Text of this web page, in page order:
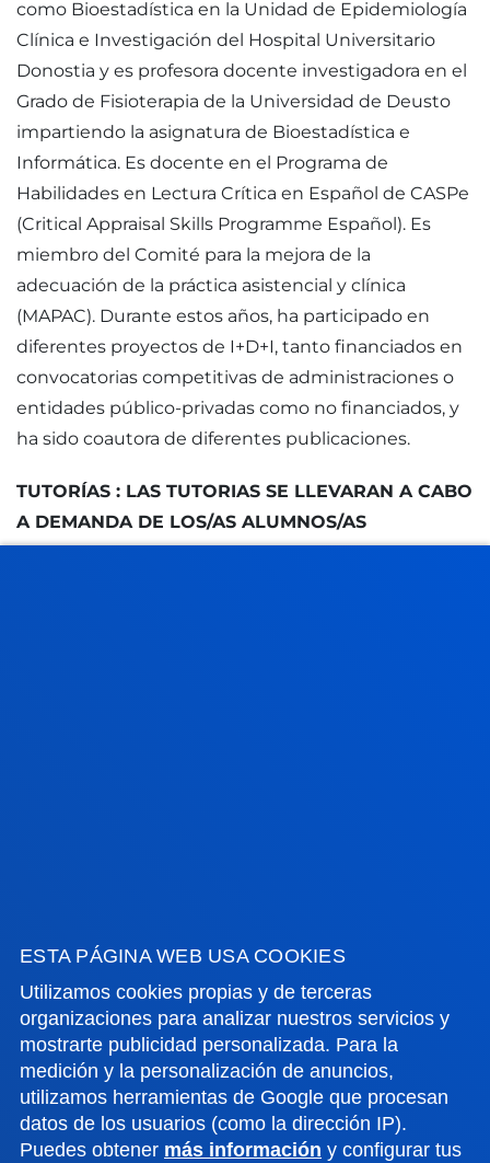
ESTA PÁGINA WEB USA COOKIES
Utilizamos cookies propias y de terceras
organizaciones para analizar nuestros servicios y
mostrarte publicidad personalizada. Para la
medición y la personalización de anuncios,
utilizamos herramientas de Google que procesan
datos de los usuarios (como la dirección IP).
Puedes obtener más información y configurar tus
como Bioestadística en la Unidad de Epidemiología
Clínica e Investigación del Hospital Universitario
Donostia y es profesora docente investigadora en el
Grado de Fisioterapia de la Universidad de Deusto
impartiendo la asignatura de Bioestadística e
Informática. Es docente en el Programa de
Habilidades en Lectura Crítica en Español de CASPe
(Critical Appraisal Skills Programme Español). Es
miembro del Comité para la mejora de la
adecuación de la práctica asistencial y clínica
(MAPAC). Durante estos años, ha participado en
diferentes proyectos de I+D+I, tanto financiados en
convocatorias competitivas de administraciones o
entidades público-privadas como no financiados, y
ha sido coautora de diferentes publicaciones.
TUTORÍAS : LAS TUTORIAS SE LLEVARAN A CABO
A DEMANDA DE LOS/AS ALUMNOS/AS
Contacto
Campus San Sebastián
Conoce el campus
+34 943 326 600
Contacto